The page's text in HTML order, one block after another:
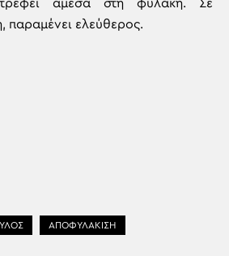
άμεσα στη φυλακή. Σε
παραμένει ελεύθερος.
ΑΠΟΦΥΛΑΚΙΣΗ